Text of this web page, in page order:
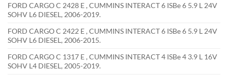
FORD CARGO C 2428 E , CUMMINS INTERACT 6 ISBe 6 5.9 L 24V
SOHV L6 DIESEL, 2006-2019.
FORD CARGO C 2422 E , CUMMINS INTERACT 6 ISBe 6 5.9 L 24V
SOHV L6 DIESEL, 2006-2015.
FORD CARGO C 1317 E , CUMMINS INTERACT 4 ISBe 4 3.9 L 16V
SOHV L4 DIESEL, 2005-2019.